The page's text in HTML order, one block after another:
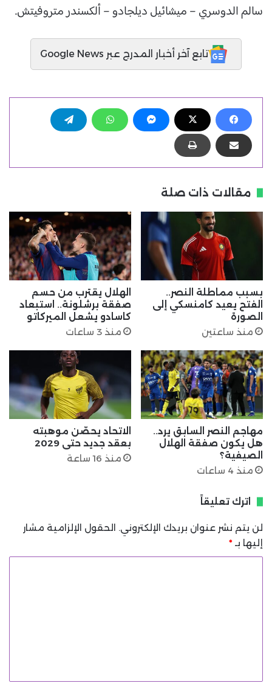
سالم الدوسري – ميشائيل ديلجادو – ألكسندر متروفيتش.
تابع آخر أخبار المدرج عبر Google News
مقالات ذات صلة
بسبب مماطلة النصر..
الفتح يعيد كامنسكي إلى
الصورة
منذ ساعتين
الهلال يقترب من حسم
صفقة برشلونة.. استبعاد
كاسادو يشعل الميركاتو
منذ 3 ساعات
مهاجم النصر السابق يرد..
هل يكون صفقة الهلال
الصيفية؟
منذ 4 ساعات
الاتحاد يحصّن موهبته
بعقد جديد حتى 2029
منذ 16 ساعة
اترك تعليقاً
لن يتم نشر عنوان بريدك الإلكتروني. الحقول الإلزامية مشار
إليها بـ *